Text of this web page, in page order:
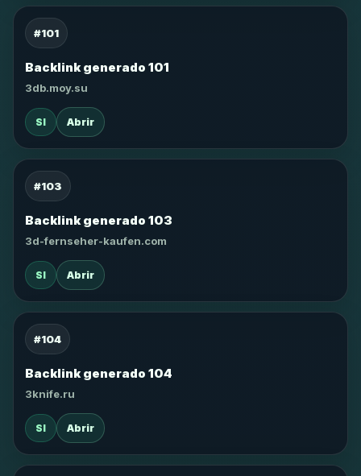
#101
Backlink generado 101
3db.moy.su
SI Abrir
#103
Backlink generado 103
3d-fernseher-kaufen.com
SI Abrir
#104
Backlink generado 104
3knife.ru
SI Abrir